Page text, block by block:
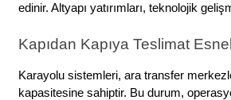
edinir. Altyapı yatırımları, teknolojik
Kapıdan Kapıya Teslimat
Karayolu sistemleri, ara transfer
kapasitesine sahiptir. Bu durum,